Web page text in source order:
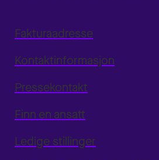
Fakturaadresse
Kontaktinformasjon
Pressekontakt
Finn en ansatt
Ledige stillinger